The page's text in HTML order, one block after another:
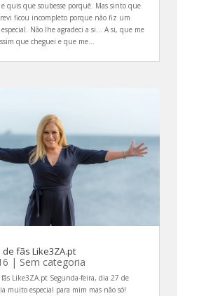
quis que soubesse porquê. Mas sinto que
ficou incompleto porque não fiz um
Não lhe agradeci a si... A si, que me
que cheguei e que me...
de fãs Like3ZA.pt
| Sem categoria
fãs Like3ZA.pt Segunda-feira, dia 27 de
muito especial para mim mas não só!